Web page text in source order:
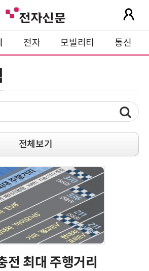
전자 모빌리티 통신
전체보기
전 최대 주행거리